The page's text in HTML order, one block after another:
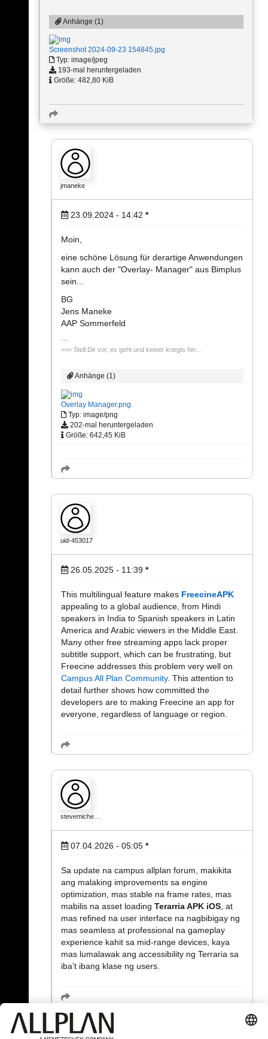
Anhänge (1)
Screenshot 2024-09-23 154845.jpg
Typ: image/jpeg
193-mal heruntergeladen
Größe: 482,80 KiB
jmaneke
23.09.2024 - 14:42 *
Moin,
eine schöne Lösung für derartige Anwendungen
kann auch der "Overlay- Manager" aus Bimplus
sein...
BG
Jens Maneke
AAP Sommerfeld
>>> Stell Dir vor, es geht und keiner kriegts hin...
Anhänge (1)
Overlay Manager.png
Typ: image/png
202-mal heruntergeladen
Größe: 642,45 KiB
uid-453017
26.05.2025 - 11:39 *
This multilingual feature makes FreecineAPK
appealing to a global audience, from Hindi
speakers in India to Spanish speakers in Latin
America and Arabic viewers in the Middle East.
Many other free streaming apps lack proper
subtitle support, which can be frustrating, but
Freecine addresses this problem very well on
Campus All Plan Community. This attention to
detail further shows how committed the
developers are to making Freecine an app for
everyone, regardless of language or region.
stevemiche…
07.04.2026 - 05:05 *
Sa update na campus allplan forum, makikita
ang malaking improvements sa engine
optimization, mas stable na frame rates, mas
mabilis na asset loading Terarria APK iOS , at
mas refined na user interface na nagbibigay ng
mas seamless at professional na gameplay
experience kahit sa mid-range devices, kaya
mas lumalawak ang accessibility ng Terraria sa
iba’t ibang klase ng users.